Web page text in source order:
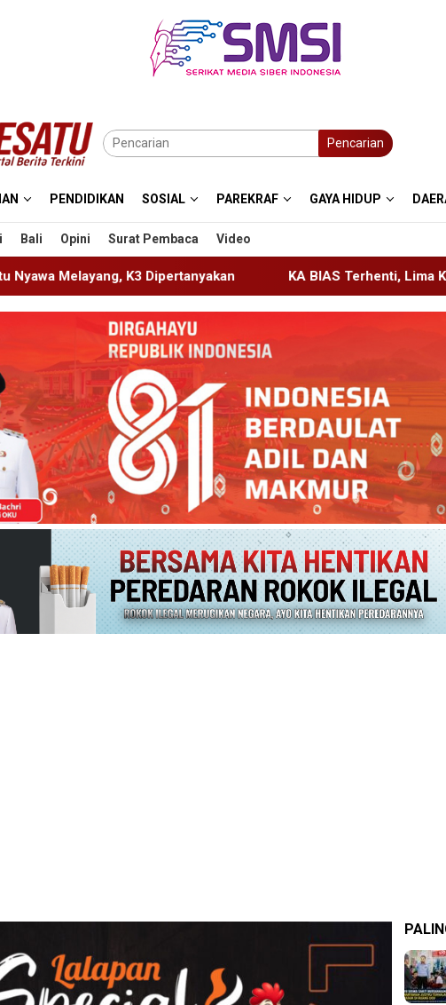
Pencarian
PENDIDIKAN SOSIAL PAREKRAF GAYA HIDUP
Bali Opini Surat Pembaca Video
KA BIAS Terhenti, Lima KA Ikut Terdampak, KAI